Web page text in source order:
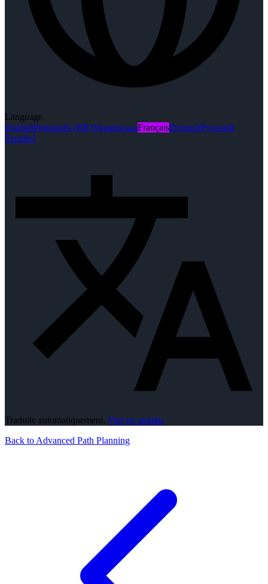
Language
EnglishPortuguês (BR)УкраїнськаFrançaisDeutschРусский
Español
Traduite automatiquement. Voir en anglais
Back to Advanced Path Planning